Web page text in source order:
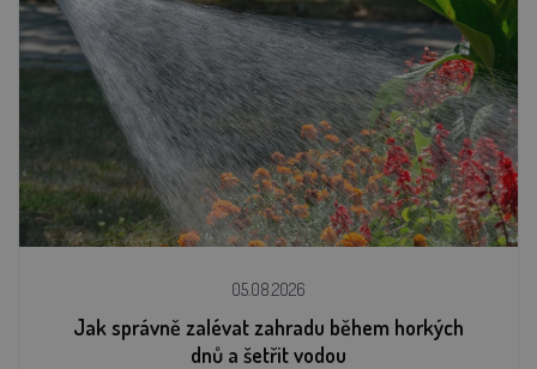
05.08.2026
Jak správně zalévat zahradu během horkých
dnů a šetřit vodou